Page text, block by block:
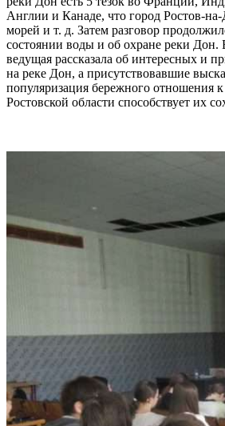
Англии и Канаде, что город Ростов-
морей и т. д. Затем разговор
состоянии воды и об охране реки Дон.
ведущая рассказала об интересных и
на реке Дон, а присутствовавшие
популяризация бережного отношения
Ростовской области способствует их